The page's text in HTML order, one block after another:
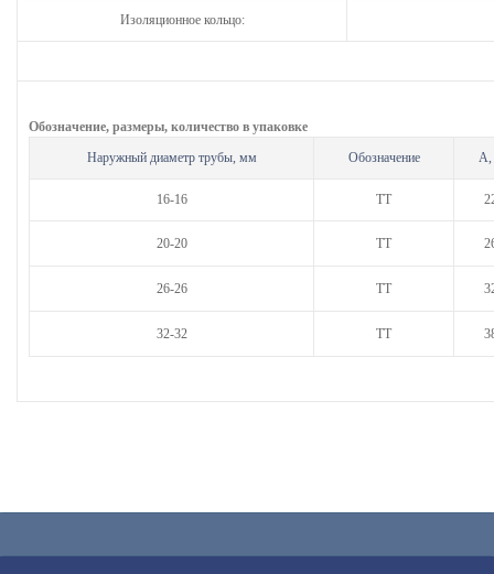
Изоляционное кольцо:
Обозначение, размеры, количество в упаковке
Наружный диаметр трубы, мм
Обозначение А,
16-16 ТТ
20-20 ТТ
26-26 ТТ
32-32 ТТ